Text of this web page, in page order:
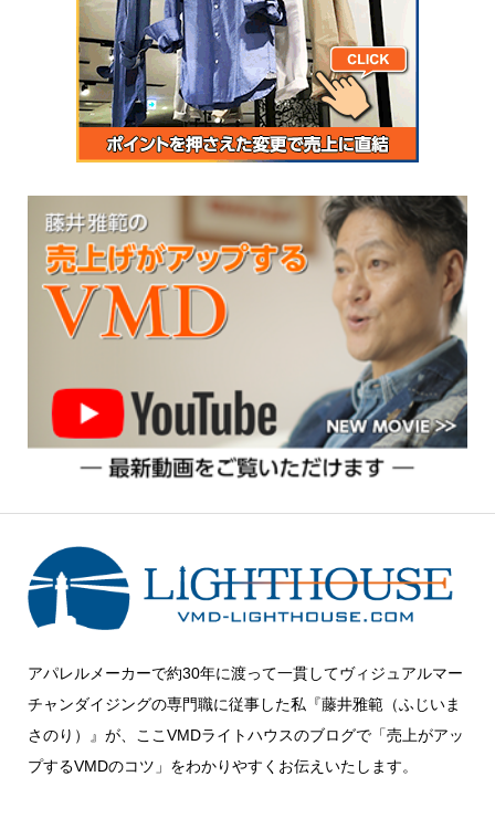
アパレルメーカーで約30年に渡って一貫してヴィジュアルマー
チャンダイジングの専門職に従事した私『藤井雅範（ふじいま
さのり）』が、ここVMDライトハウスのブログで「売上がアッ
プするVMDのコツ」をわかりやすくお伝えいたします。